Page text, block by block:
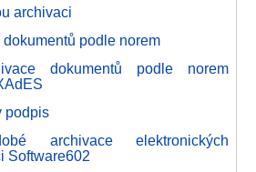
archivaci
podle norem
dokumentů podle norem
podpis
archivace elektronických
Software602